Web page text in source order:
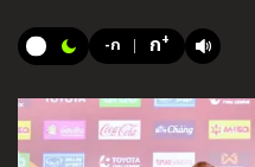
-ก ก+